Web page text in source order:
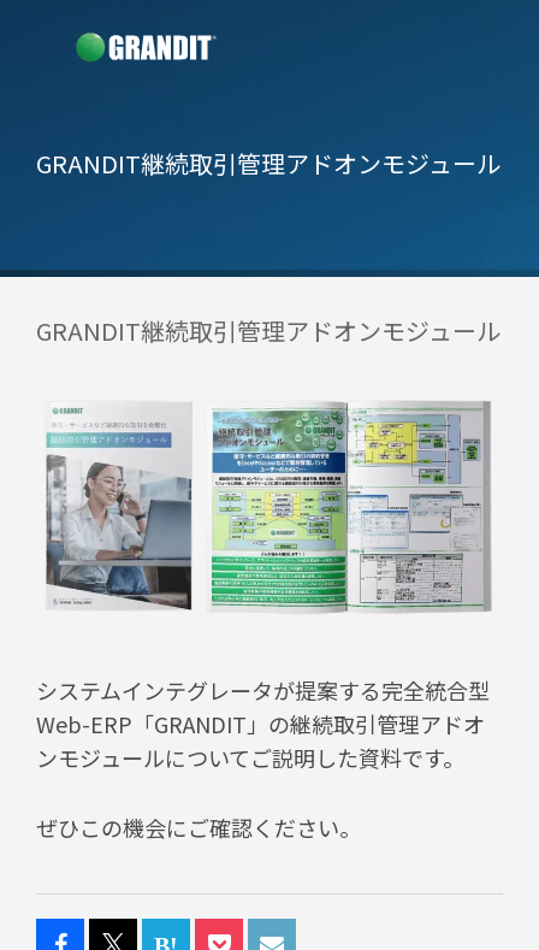
GRANDIT継続取引管理アドオンモジュール
GRANDIT継続取引管理アドオンモジュール
システムインテグレータが提案する完全統合型
Web-ERP「GRANDIT」の継続取引管理アドオ
ンモジュールについてご説明した資料です。
ぜひこの機会にご確認ください。